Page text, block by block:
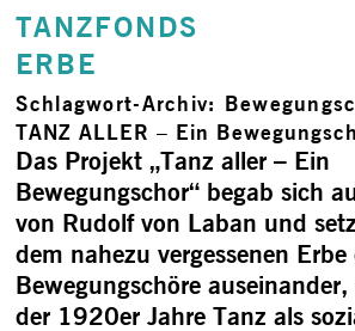
TANZFONDS
ERBE
Schlagwort-Archiv:
TANZ ALLER – Ein
Das Projekt „Tanz aller – Ein
Bewegungschor“ begab sich
von Rudolf von Laban und
dem nahezu vergessenen Erbe
Bewegungschöre
der 1920er Jahre Tanz als